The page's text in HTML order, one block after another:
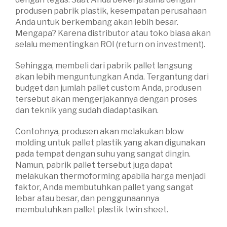
produsen pabrik plastik, kesempatan perusahaan
Anda untuk berkembang akan lebih besar.
Mengapa? Karena distributor atau toko biasa akan
selalu mementingkan ROI (return on investment).
Sehingga, membeli dari pabrik pallet langsung
akan lebih menguntungkan Anda. Tergantung dari
budget dan jumlah pallet custom Anda, produsen
tersebut akan mengerjakannya dengan proses
dan teknik yang sudah diadaptasikan.
Contohnya, produsen akan melakukan blow
molding untuk pallet plastik yang akan digunakan
pada tempat dengan suhu yang sangat dingin.
Namun, pabrik pallet tersebut juga dapat
melakukan thermoforming apabila harga menjadi
faktor, Anda membutuhkan pallet yang sangat
lebar atau besar, dan penggunaannya
membutuhkan pallet plastik twin sheet.